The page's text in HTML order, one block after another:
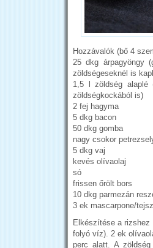
Hozzávalók (bő 4
25 dkg árpagyöngy
zöldségeseknél is
1,5 l zöldség alaplé
zöldségkockából is)
2 fej hagyma
5 dkg bacon
50 dkg gomba
nagy csokor
5 dkg vaj
kevés olívaolaj
só
frissen őrölt bors
10 dkg parmezán
3 ek mascarpone/
Elkészítése a rizshez
folyó víz). 2 ek
perc alatt. A